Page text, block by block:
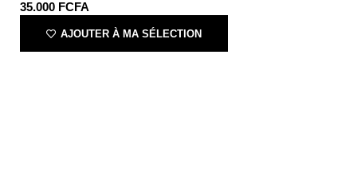
35.000 FCFA
AJOUTER À MA SÉLECTION